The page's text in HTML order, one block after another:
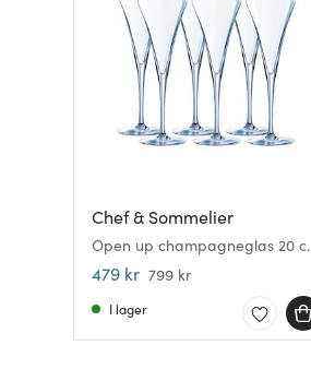
Chef & Sommelier
Open up champagneglas 20 cl
6-pack
479 kr 799 kr
I lager